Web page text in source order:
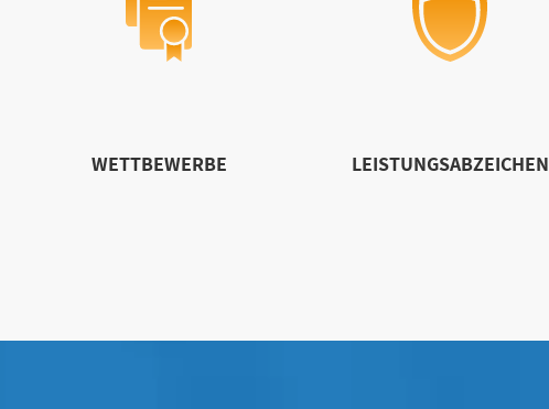
WETTBEWERBE LEISTUNGSABZEICHEN